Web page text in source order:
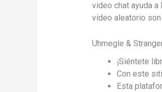
video chat ayuda
video aleatorio
Uhmegle &
¡Siéntete
Con este
Esta